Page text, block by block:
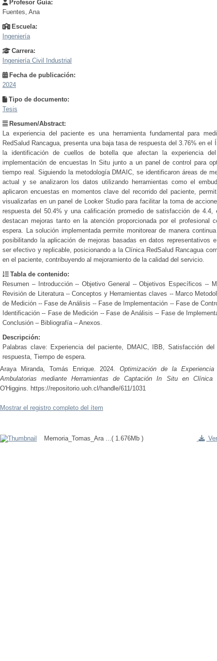
Profesor Guía:
Fuentes, Ana
Escuela:
Ingeniería
Carrera:
Ingeniería Civil Industrial
Fecha de publicación:
2024
Tipo de documento:
Tesis
Resumen/Abstract:
La experiencia del paciente es una herramienta fundamental para
RedSalud Rancagua, presenta una baja tasa de respuesta del 3.76% en
la identificación de cuellos de botella que afectan la experiencia
implementación de encuestas In Situ junto a un panel de control para
tiempo real. Siguiendo la metodología DMAIC, se identificaron áreas de
actual y se analizaron los datos utilizando herramientas como el
aplicaron encuestas en momentos clave del recorrido del paciente,
visualizarlas en un panel de Looker Studio para facilitar la toma de
respuesta del 50.4% y una calificación promedio de satisfacción de
destacan mejoras tanto en la atención proporcionada por el profesional
espera. La solución implementada permite monitorear de manera
posibilitando la aplicación de mejoras basadas en datos representativos
ser efectivo y replicable, posicionando a la Clínica RedSalud Rancagua
en el paciente, contribuyendo al mejoramiento de la calidad del servicio.
Tabla de contenido:
Resumen – Introducción -- Objetivo General -- Objetivos Específicos --
Revisión de Literatura -- Conceptos y Herramientas claves -- Marco
de Medición -- Fase de Análisis -- Fase de Implementación -- Fase de
Identificación -- Fase de Medición -- Fase de Análisis -- Fase de
Conclusión – Bibliografía – Anexos.
Descripción:
Palabras clave: Experiencia del paciente, DMAIC, IBB, Satisfacción
respuesta, Tiempo de espera.
Araya Miranda, Tomás Enrique.2024.Optimización de la
Ambulatorias mediante Herramientas de Captación In Situ en Clínica
O'Higgins. https://repositorio.uoh.cl/handle/611/1031
Mostrar el registro completo del ítem
Memoria_Tomas_Ara ...( 1.676Mb )